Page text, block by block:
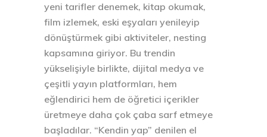
yeni tarifler denemek, kitap okumak,
film izlemek, eski eşyaları yenileyip
dönüştürmek gibi aktiviteler, nesting
kapsamına giriyor. Bu trendin
yükselişiyle birlikte, dijital medya ve
çeşitli yayın platformları, hem
eğlendirici hem de öğretici içerikler
üretmeye daha çok çaba sarf etmeye
başladılar. “Kendin yap” denilen el